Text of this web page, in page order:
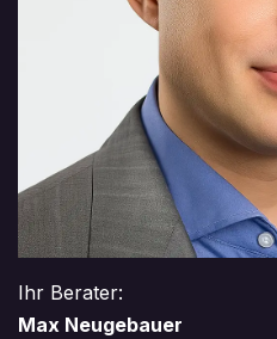
Ihr Berater:
Max Neugebauer